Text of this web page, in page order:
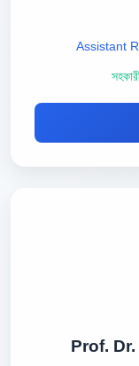
Assistant
Prof.